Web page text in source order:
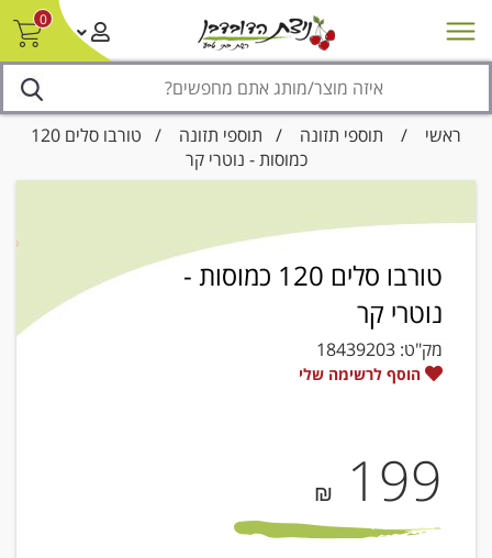
0
מבצעים סניפים צור קשר/ביטול הזמנה
ראשי / תוספי תזונה / תוספי תזונה
/ טורבו סלים 120
כמוסות - נוטרי קר
טורבו סלים 120 כמוסות -
נוטרי קר
מק"ט: 18439203
הוסף לרשימה שלי
199
₪